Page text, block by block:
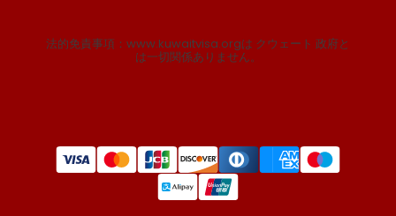
法的免責事項：www.kuwaitvisa.orgは クウェート 政府と
は一切関係ありません。